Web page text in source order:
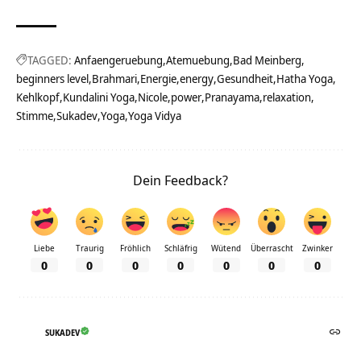
TAGGED: Anfaengeruebung Atemuebung Bad Meinberg
beginners level Brahmari Energie energy Gesundheit Hatha Yoga
Kehlkopf Kundalini Yoga Nicole power Pranayama relaxation
Stimme Sukadev Yoga Yoga Vidya
Dein Feedback?
Liebe
0
Traurig
0
Fröhlich
0
Schläfrig
0
Wütend
0
Überrascht
0
Zwinker
0
SUKADEV